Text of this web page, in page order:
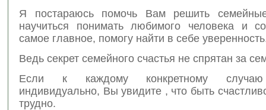
Я постараюсь помочь Вам решить
научиться понимать любимого человека и
самое главное, помогу найти в себе
Ведь секрет семейного счастья не спрятан за
Если к каждому конкретному случаю
индивидуально, Вы увидите , что быть
трудно.